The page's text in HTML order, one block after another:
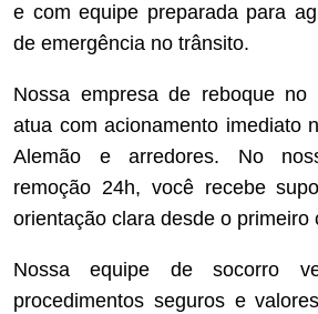
e com equipe preparada para
de emergência no trânsito.
Nossa empresa de reboque
atua com acionamento imediato
Alemão e arredores. No
remoção 24h, você recebe
orientação clara desde o primeiro
Nossa equipe de socorro
procedimentos seguros e